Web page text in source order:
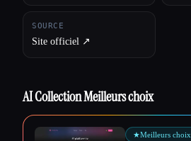
SOURCE
Site officiel ↗︎
AI Collection Meilleurs choix
★Meilleurs choix